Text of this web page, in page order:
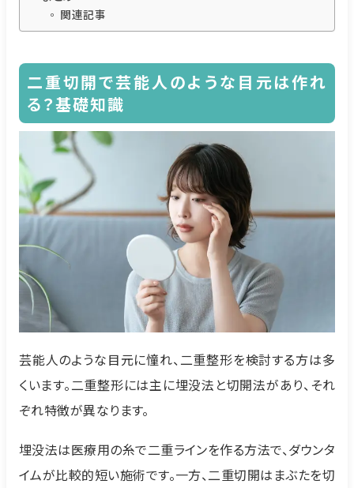
関連記事
二重切開で芸能人のような目元は作れ
る？基礎知識
芸能人のような目元に憧れ、二重整形を検討する方は多
くいます。二重整形には主に埋没法と切開法があり、それ
ぞれ特徴が異なります。
埋没法は医療用の糸で二重ラインを作る方法で、ダウンタ
イムが比較的短い施術です。一方、二重切開はまぶたを切